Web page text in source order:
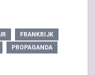
FRANKRIJK
PROPAGANDA